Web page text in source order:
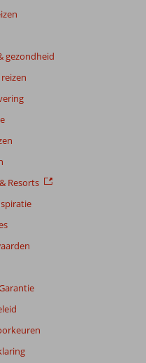
gezondheid
Resorts